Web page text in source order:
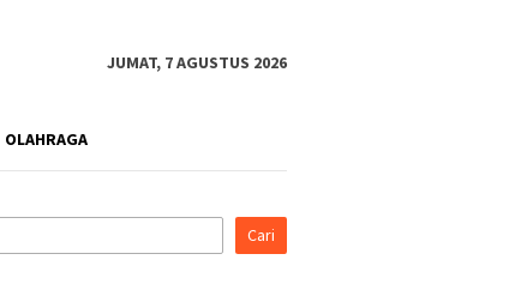
JUMAT, 7 AGUSTUS 2026
OLAHRAGA
Cari